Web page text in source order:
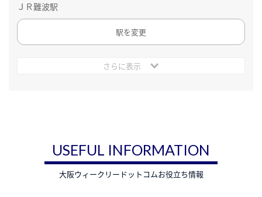
ＪＲ難波駅
駅を変更
さらに表示
USEFUL INFORMATION
大阪ウィークリードットコムお役立ち情報